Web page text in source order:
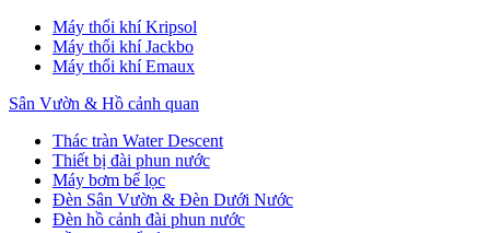
Máy thổi khí Kripsol
Máy thổi khí Jackbo
Máy thổi khí Emaux
Sân Vườn & Hồ cảnh quan
Thác tràn Water Descent
Thiết bị đài phun nước
Máy bơm bể lọc
Đèn Sân Vườn & Đèn Dưới Nước
Đèn hồ cảnh đài phun nước